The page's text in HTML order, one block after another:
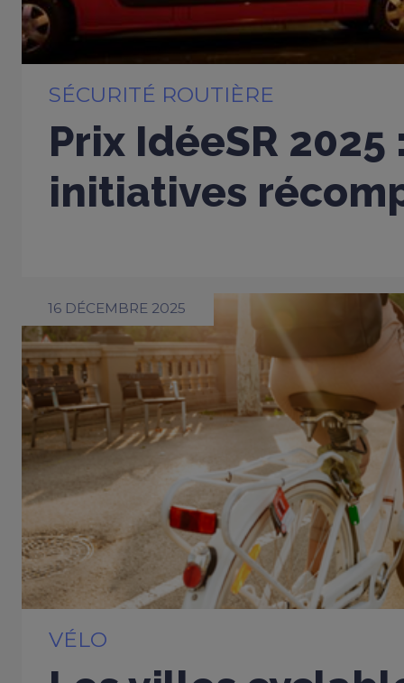
SÉCURITÉ ROUTIÈRE
Prix IdéeSR 2025
initiatives
16 DÉCEMBRE 2025
VÉLO